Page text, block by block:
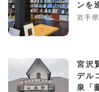
ンを
岩手
宮沢
デル
泉「